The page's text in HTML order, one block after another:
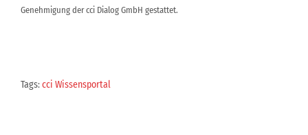
Genehmigung der cci Dialog GmbH gestattet.
Tags:cci Wissensportal